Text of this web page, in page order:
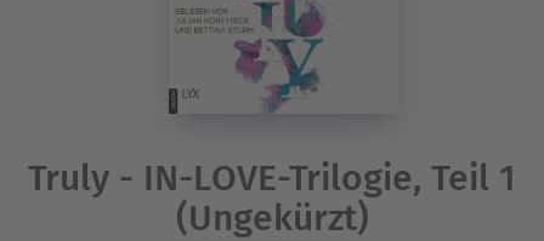
Truly - IN-LOVE-Trilogie, Teil 1
(Ungekürzt)